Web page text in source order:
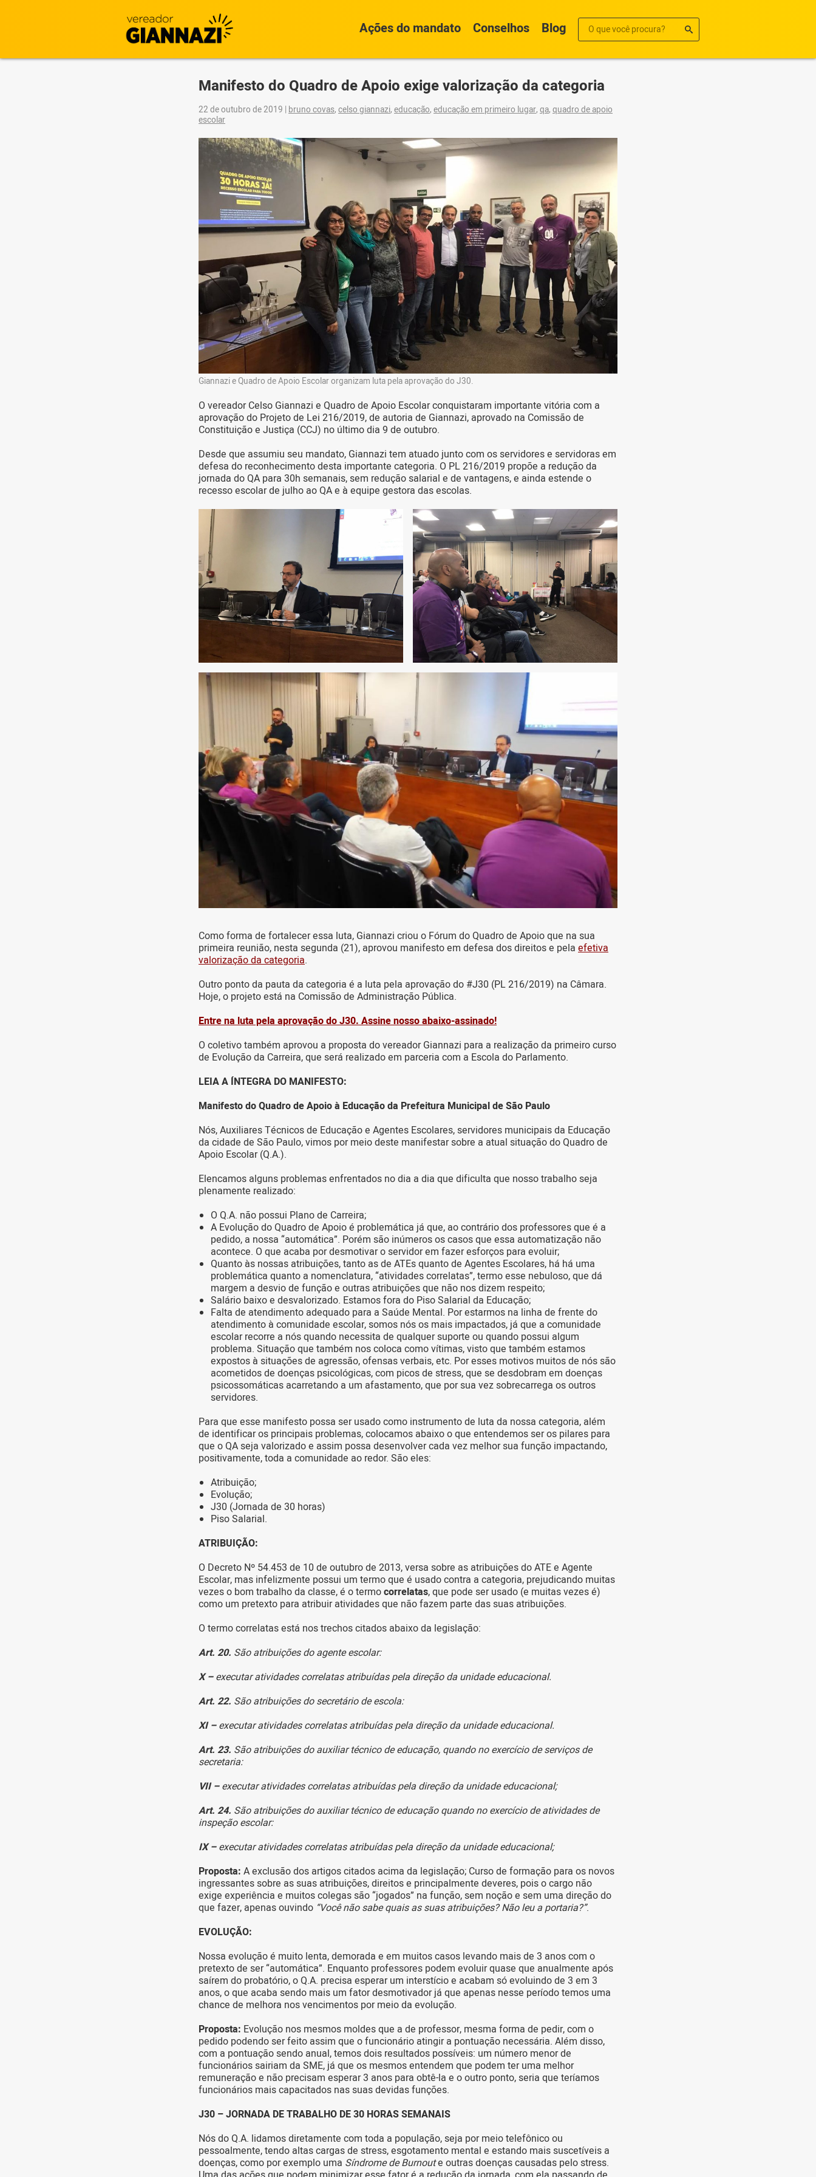
Ações do mandato Conselhos Blog
Manifesto do Quadro de Apoio exige valorização da categoria
22 de outubro de 2019 | bruno covas, celso giannazi, educação, educação em primeiro lugar, qa, quadro de apoio
escolar
Giannazi e Quadro de Apoio Escolar organizam luta pela aprovação do J30.
O vereador Celso Giannazi e Quadro de Apoio Escolar conquistaram importante vitória com a
aprovação do Projeto de Lei 216/2019, de autoria de Giannazi, aprovado na Comissão de
Constituição e Justiça (CCJ) no último dia 9 de outubro.
Desde que assumiu seu mandato, Giannazi tem atuado junto com os servidores e servidoras em
defesa do reconhecimento desta importante categoria. O PL 216/2019 propõe a redução da
jornada do QA para 30h semanais, sem redução salarial e de vantagens, e ainda estende o
recesso escolar de julho ao QA e à equipe gestora das escolas.
Como forma de fortalecer essa luta, Giannazi criou o Fórum do Quadro de Apoio que na sua
primeira reunião, nesta segunda (21), aprovou manifesto em defesa dos direitos e pela efetiva
valorização da categoria.
Outro ponto da pauta da categoria é a luta pela aprovação do #J30 (PL 216/2019) na Câmara.
Hoje, o projeto está na Comissão de Administração Pública.
Entre na luta pela aprovação do J30. Assine nosso abaixo-assinado!
O coletivo também aprovou a proposta do vereador Giannazi para a realização da primeiro curso
de Evolução da Carreira, que será realizado em parceria com a Escola do Parlamento.
LEIA A ÍNTEGRA DO MANIFESTO:
Manifesto do Quadro de Apoio à Educação da Prefeitura Municipal de São Paulo
Nós, Auxiliares Técnicos de Educação e Agentes Escolares, servidores municipais da Educação
da cidade de São Paulo, vimos por meio deste manifestar sobre a atual situação do Quadro de
Apoio Escolar (Q.A.).
Elencamos alguns problemas enfrentados no dia a dia que dificulta que nosso trabalho seja
plenamente realizado:
O Q.A. não possui Plano de Carreira;
A Evolução do Quadro de Apoio é problemática já que, ao contrário dos professores que é a
pedido, a nossa “automática”. Porém são inúmeros os casos que essa automatização não
acontece. O que acaba por desmotivar o servidor em fazer esforços para evoluir;
Quanto às nossas atribuições, tanto as de ATEs quanto de Agentes Escolares, há há uma
problemática quanto a nomenclatura, “atividades correlatas”, termo esse nebuloso, que dá
margem a desvio de função e outras atribuições que não nos dizem respeito;
Salário baixo e desvalorizado. Estamos fora do Piso Salarial da Educação;
Falta de atendimento adequado para a Saúde Mental. Por estarmos na linha de frente do
atendimento à comunidade escolar, somos nós os mais impactados, já que a comunidade
escolar recorre a nós quando necessita de qualquer suporte ou quando possui algum
problema. Situação que também nos coloca como vítimas, visto que também estamos
expostos à situações de agressão, ofensas verbais, etc. Por esses motivos muitos de nós são
acometidos de doenças psicológicas, com picos de stress, que se desdobram em doenças
psicossomáticas acarretando a um afastamento, que por sua vez sobrecarrega os outros
servidores.
Para que esse manifesto possa ser usado como instrumento de luta da nossa categoria, além
de identificar os principais problemas, colocamos abaixo o que entendemos ser os pilares para
que o QA seja valorizado e assim possa desenvolver cada vez melhor sua função impactando,
positivamente, toda a comunidade ao redor. São eles:
Atribuição;
Evolução;
J30 (Jornada de 30 horas)
Piso Salarial.
ATRIBUIÇÃO:
O Decreto Nº 54.453 de 10 de outubro de 2013, versa sobre as atribuições do ATE e Agente
Escolar, mas infelizmente possui um termo que é usado contra a categoria, prejudicando muitas
vezes o bom trabalho da classe, é o termocorrelatas, que pode ser usado (e muitas vezes é)
como um pretexto para atribuir atividades que não fazem parte das suas atribuições.
O termo correlatas está nos trechos citados abaixo da legislação:
Art. 20. São atribuições do agente escolar:
X –executar atividades correlatas atribuídas pela direção da unidade educacional.
Art. 22. São atribuições do secretário de escola:
XI –executar atividades correlatas atribuídas pela direção da unidade educacional.
Art. 23. São atribuições do auxiliar técnico de educação, quando no exercício de serviços de
secretaria:
VII –executar atividades correlatas atribuídas pela direção da unidade educacional;
Art. 24. São atribuições do auxiliar técnico de educação quando no exercício de atividades de
inspeção escolar:
IX –executar atividades correlatas atribuídas pela direção da unidade educacional;
Proposta: A exclusão dos artigos citados acima da legislação; Curso de formação para os novos
ingressantes sobre as suas atribuições, direitos e principalmente deveres, pois o cargo não
exige experiência e muitos colegas são “jogados” na função, sem noção e sem uma direção do
que fazer, apenas ouvindo “Você não sabe quais as suas atribuições? Não leu a portaria?”.
EVOLUÇÃO:
Nossa evolução é muito lenta, demorada e em muitos casos levando mais de 3 anos com o
pretexto de ser “automática”. Enquanto professores podem evoluir quase que anualmente após
saírem do probatório, o Q.A. precisa esperar um interstício e acabam só evoluindo de 3 em 3
anos, o que acaba sendo mais um fator desmotivador já que apenas nesse período temos uma
chance de melhora nos vencimentos por meio da evolução.
Proposta: Evolução nos mesmos moldes que a de professor, mesma forma de pedir, com o
pedido podendo ser feito assim que o funcionário atingir a pontuação necessária. Além disso,
com a pontuação sendo anual, temos dois resultados possíveis: um número menor de
funcionários sairiam da SME, já que os mesmos entendem que podem ter uma melhor
remuneração e não precisam esperar 3 anos para obtê-la e o outro ponto, seria que teríamos
funcionários mais capacitados nas suas devidas funções.
J30 – JORNADA DE TRABALHO DE 30 HORAS SEMANAIS
Nós do Q.A. lidamos diretamente com toda a população, seja por meio telefônico ou
pessoalmente, tendo altas cargas de stress, esgotamento mental e estando mais suscetíveis a
doenças, como por exemplo uma Síndrome de Burnoute outras doenças causadas pelo stress.